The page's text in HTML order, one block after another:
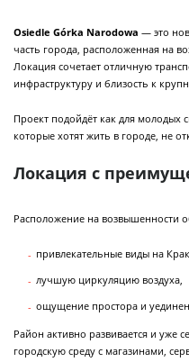
Osiedle Górka Narodowa — это
часть города, расположенная на
Локация сочетает отличную
инфраструктуру и близость к
Проект подойдёт как для молодых
которые хотят жить в городе, не
Локация с
Расположение на возвышенности
привлекательные виды на
лучшую циркуляцию воздуха,
ощущение простора и
Район активно развивается и уже
городскую среду с магазинами,